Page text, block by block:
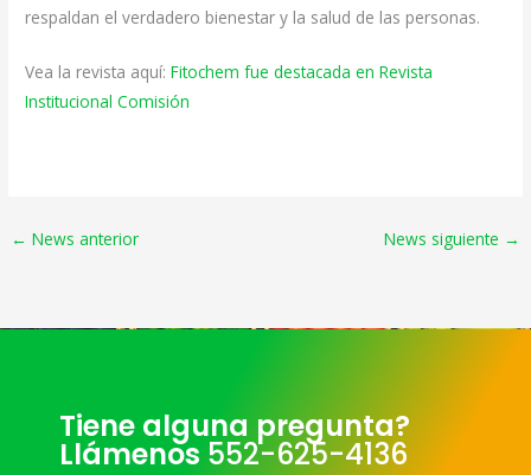
respaldan el verdadero bienestar y la salud de las personas.
Vea la revista aquí:Fitochem fue destacada en Revista
Institucional Comisión
← News anterior News siguiente →
Tiene alguna pregunta?
Llámenos 552-625-4136